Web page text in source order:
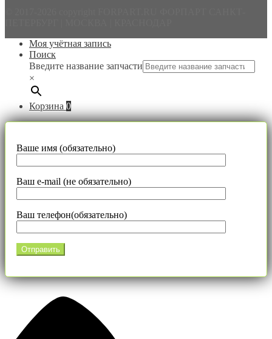
Моя учётная запись
Поиск
Введите название запчасти
×
Корзина 0
Ваше имя (обязательно)
Ваш e-mail (не обязательно)
Ваш телефон(обязательно)